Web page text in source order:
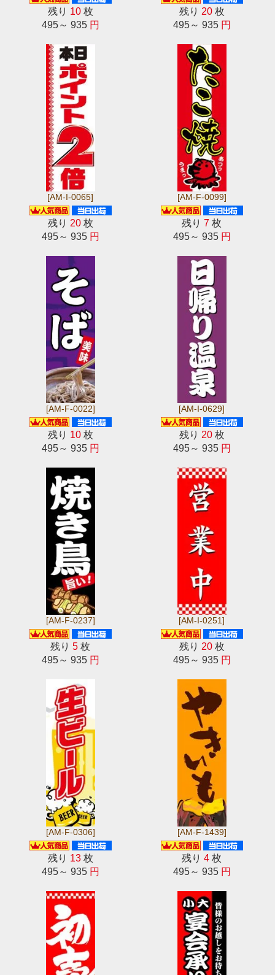
残り 10枚
495～ 935 円
残り 20枚
495～ 935 円
[AM-I-0065]
残り 20枚
495～ 935 円
[AM-F-0099]
残り7 枚
495～ 935 円
[AM-F-0022]
残り 10枚
495～ 935 円
[AM-I-0629]
残り 20枚
495～ 935 円
[AM-F-0237]
残り5 枚
495～ 935 円
[AM-I-0251]
残り 20枚
495～ 935 円
[AM-F-0306]
残り 13枚
495～ 935 円
[AM-F-1439]
残り4 枚
495～ 935 円